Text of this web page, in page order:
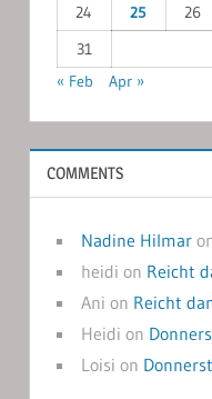
24
25 26
31
« Feb
Apr »
COMMENTS
Nadine Hilmar
heidi on Reicht
Ani on Reicht
Heidi on
Loisi on